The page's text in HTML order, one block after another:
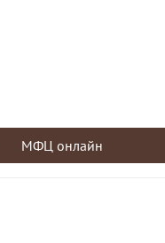
МФЦ онлайн